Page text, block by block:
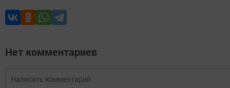
Нет комментариев